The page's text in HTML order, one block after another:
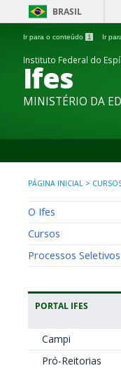
BRASIL
Ir para o conteúdo 1 Ir
Instituto Federal do
Ifes
MINISTÉRIO DA
PÁGINA INICIAL >
O Ifes
Cursos
Processos Seletivos
PORTAL IFES
Campi
Pró-Reitorias